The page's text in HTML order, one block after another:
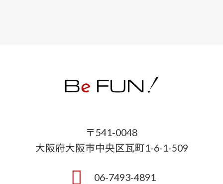
〒541-0048
大阪府大阪市中央区瓦町1-6-1-509
06-7493-4891